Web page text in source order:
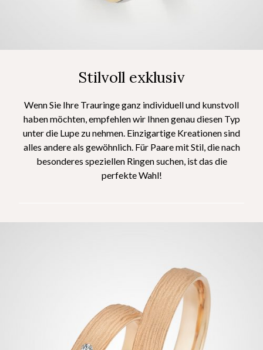
Stilvoll exklusiv
Wenn Sie Ihre Trauringe ganz individuell und kunstvoll
haben möchten, empfehlen wir Ihnen genau diesen Typ
unter die Lupe zu nehmen. Einzigartige Kreationen sind
alles andere als gewöhnlich. Für Paare mit Stil, die nach
besonderes speziellen Ringen suchen, ist das die
perfekte Wahl!